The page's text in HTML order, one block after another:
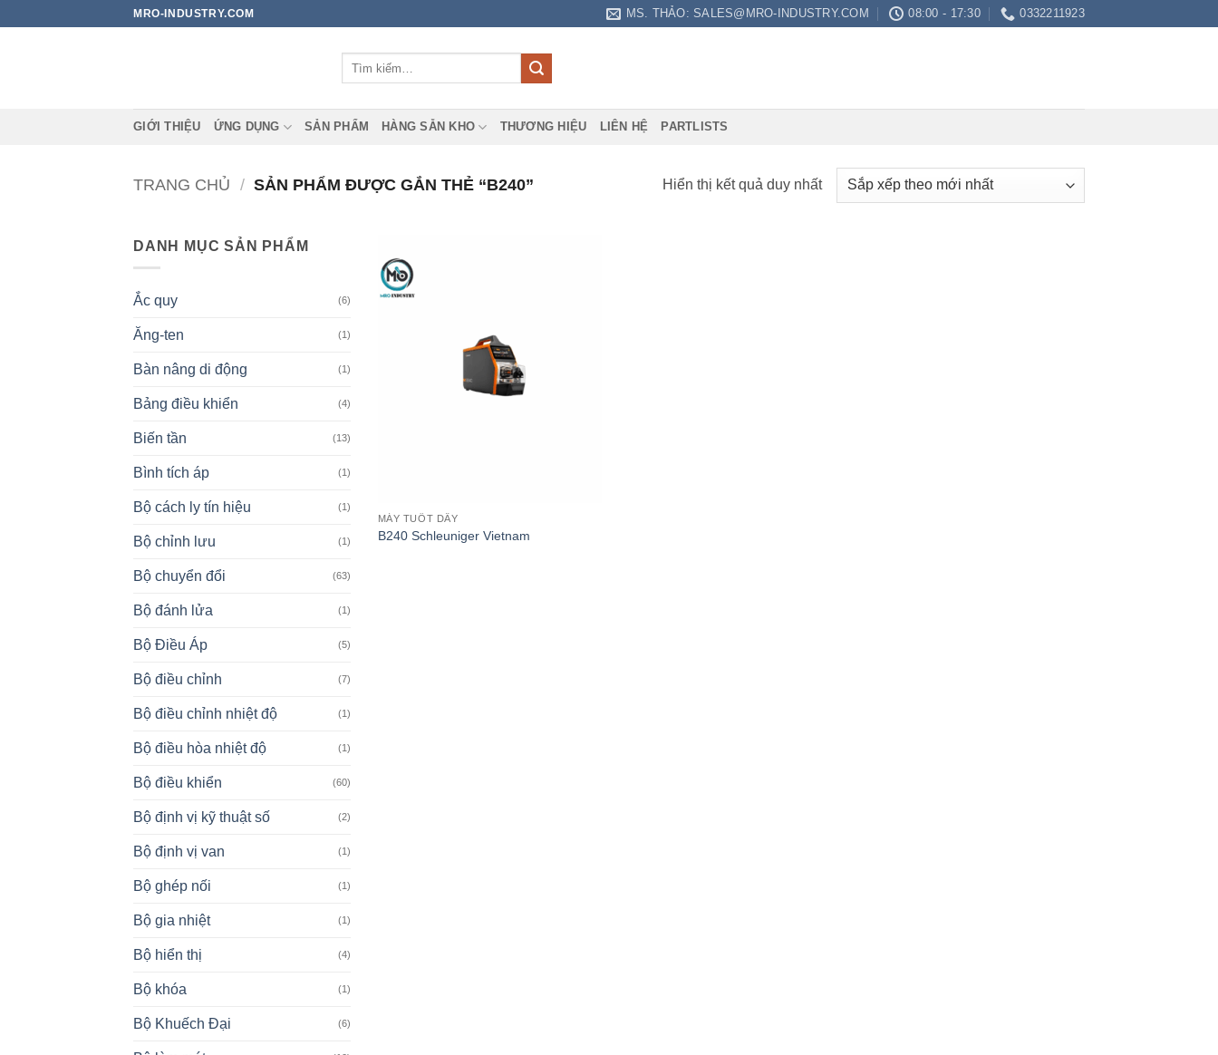
MRO-INDUSTRY.COM MS. THẢO: SALES@MRO-INDUSTRY.COM 08:00 - 17:30 0332211923
GIỚI THIỆU ỨNG DỤNG SẢN PHẨM HÀNG SẴN KHO THƯƠNG HIỆU LIÊN HỆ PARTLISTS
TRANG CHỦ / SẢN PHẨM ĐƯỢC GẮN THẺ “B240” Hiển thị kết quả duy nhất
DANH MỤC SẢN PHẨM
Ắc quy (6)
Ăng-ten (1)
Bàn nâng di động (1)
Bảng điều khiển (4)
Biến tần (13)
Bình tích áp (1)
Bộ cách ly tín hiệu (1)
Bộ chỉnh lưu (1)
Bộ chuyển đổi (63)
Bộ đánh lửa (1)
Bộ Điều Áp (5)
Bộ điều chỉnh (7)
Bộ điều chỉnh nhiệt độ (1)
Bộ điều hòa nhiệt độ (1)
Bộ điều khiển (60)
Bộ định vị kỹ thuật số (2)
Bộ định vị van (1)
Bộ ghép nối (1)
Bộ gia nhiệt (1)
Bộ hiển thị (4)
Bộ khóa (1)
Bộ Khuếch Đại (6)
MÁY TUỐT DÂY
B240 Schleuniger Vietnam